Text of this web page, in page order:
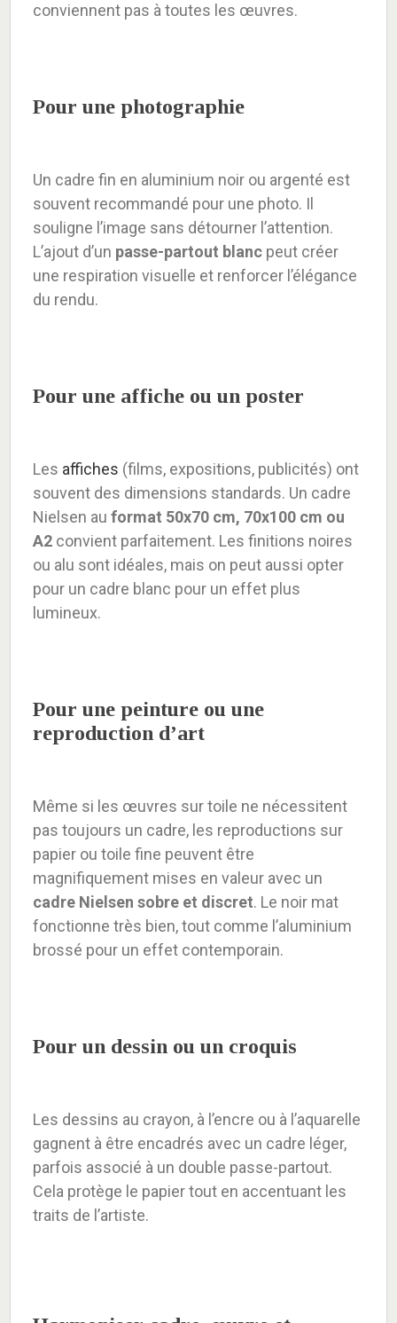
conviennent pas à toutes les œuvres.
Pour une photographie
Un cadre fin en aluminium noir ou argenté est
souvent recommandé pour une photo. Il
souligne l’image sans détourner l’attention.
L’ajout d’un passe-partout blanc peut créer
une respiration visuelle et renforcer l’élégance
du rendu.
Pour une affiche ou un poster
Les affiches (films, expositions, publicités) ont
souvent des dimensions standards. Un cadre
Nielsen au format 50x70 cm, 70x100 cm ou
A2 convient parfaitement. Les finitions noires
ou alu sont idéales, mais on peut aussi opter
pour un cadre blanc pour un effet plus
lumineux.
Pour une peinture ou une
reproduction d’art
Même si les œuvres sur toile ne nécessitent
pas toujours un cadre, les reproductions sur
papier ou toile fine peuvent être
magnifiquement mises en valeur avec un
cadre Nielsen sobre et discret. Le noir mat
fonctionne très bien, tout comme l’aluminium
brossé pour un effet contemporain.
Pour un dessin ou un croquis
Les dessins au crayon, à l’encre ou à l’aquarelle
gagnent à être encadrés avec un cadre léger,
parfois associé à un double passe-partout.
Cela protège le papier tout en accentuant les
traits de l’artiste.